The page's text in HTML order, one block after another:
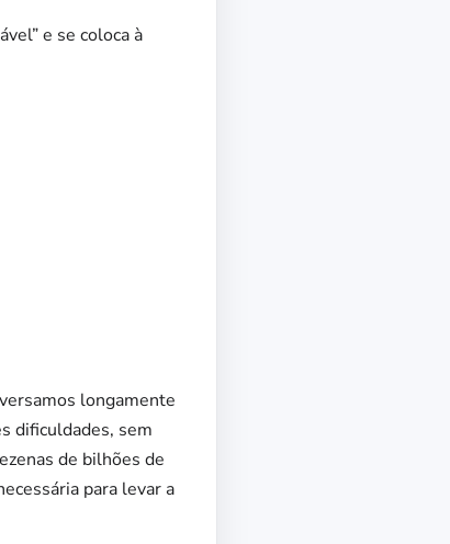
e se coloca à
longamente
dificuldades, sem
de bilhões de
para levar a